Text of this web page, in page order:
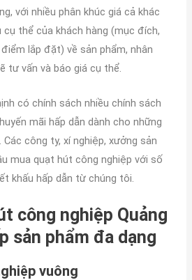
với nhiều phân khúc giá cả khác
cụ thể của khách hàng (mục đích,
lắp đặt) về sản phẩm, nhân
tư vấn và báo giá cụ thể.
có chính sách nhiều chính sách
mãi hấp dẫn dành cho những
công ty, xí nghiệp, xưởng sản
mua quạt hút công nghiệp với số
khấu hấp dẫn từ chúng tôi.
công nghiệp Quảng
sản phẩm đa dạng
vuông